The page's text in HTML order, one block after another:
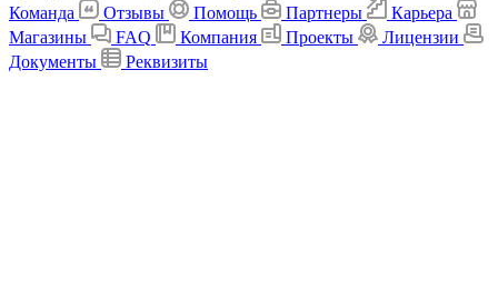
Команда
Отзывы Помощь Партнеры
Карьера
Магазины
FAQ Компания Проекты
Лицензии
Документы
Реквизиты